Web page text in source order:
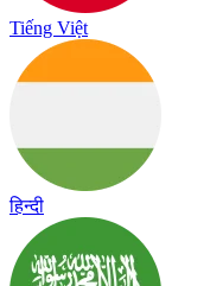
Tiếng Việt
हिन्दी